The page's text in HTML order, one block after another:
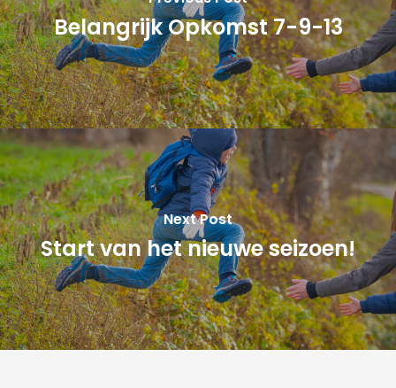
Belangrijk Opkomst 7-9-13
Next Post
Start van het nieuwe seizoen!